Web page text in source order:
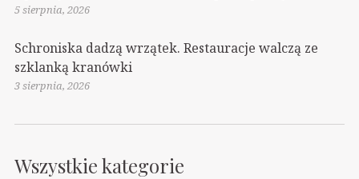
5 sierpnia, 2026
Schroniska dadzą wrzątek. Restauracje walczą ze
szklanką kranówki
3 sierpnia, 2026
Wszystkie kategorie